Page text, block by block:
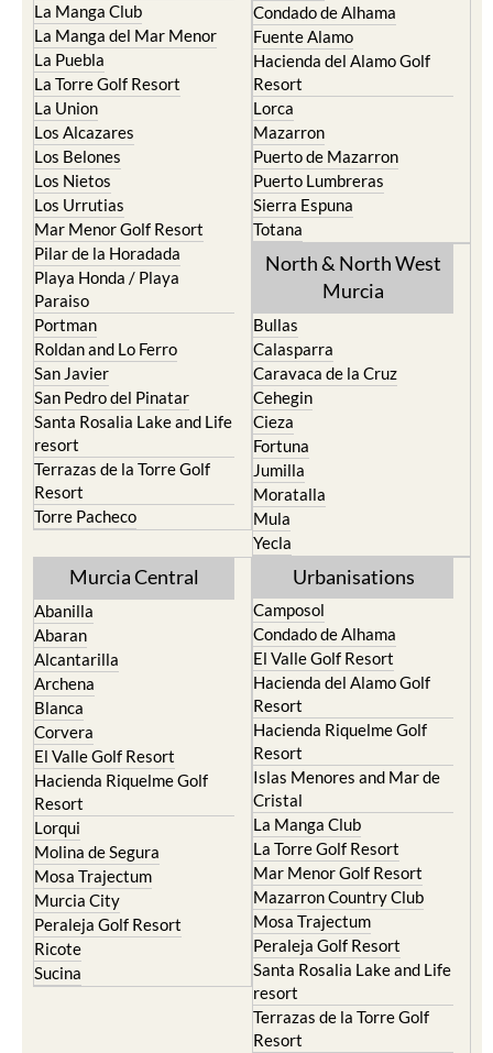
La Manga Club
La Manga del Mar Menor
La Puebla
La Torre Golf Resort
La Union
Los Alcazares
Los Belones
Los Nietos
Los Urrutias
Mar Menor Golf Resort
Pilar de la Horadada
Playa Honda / Playa
Paraiso
Portman
Roldan and Lo Ferro
San Javier
San Pedro del Pinatar
Santa Rosalia Lake and Life
resort
Terrazas de la Torre Golf
Resort
Torre Pacheco
Condado de Alhama
Fuente Alamo
Hacienda del Alamo Golf
Resort
Lorca
Mazarron
Puerto de Mazarron
Puerto Lumbreras
Sierra Espuna
Totana
North & North West
Murcia
Bullas
Calasparra
Caravaca de la Cruz
Cehegin
Cieza
Fortuna
Jumilla
Moratalla
Mula
Yecla
Murcia Central
Abanilla
Abaran
Alcantarilla
Archena
Blanca
Corvera
El Valle Golf Resort
Hacienda Riquelme Golf
Resort
Lorqui
Molina de Segura
Mosa Trajectum
Murcia City
Peraleja Golf Resort
Ricote
Sucina
Urbanisations
Camposol
Condado de Alhama
El Valle Golf Resort
Hacienda del Alamo Golf
Resort
Hacienda Riquelme Golf
Resort
Islas Menores and Mar de
Cristal
La Manga Club
La Torre Golf Resort
Mar Menor Golf Resort
Mazarron Country Club
Mosa Trajectum
Peraleja Golf Resort
Santa Rosalia Lake and Life
resort
Terrazas de la Torre Golf
Resort